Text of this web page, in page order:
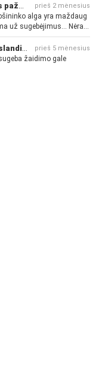
J. Vainauskas: LKL finale „Žalgiris“ norės pažeminti „Rytą“ prieš 2 mėnesius
alga yra maždaug
už sugebėjimus... Nėra
Tragedija: Lietuvos rinktinė pralaimėjo Islandijai prieš 5 mėnesius
žaidimo gale